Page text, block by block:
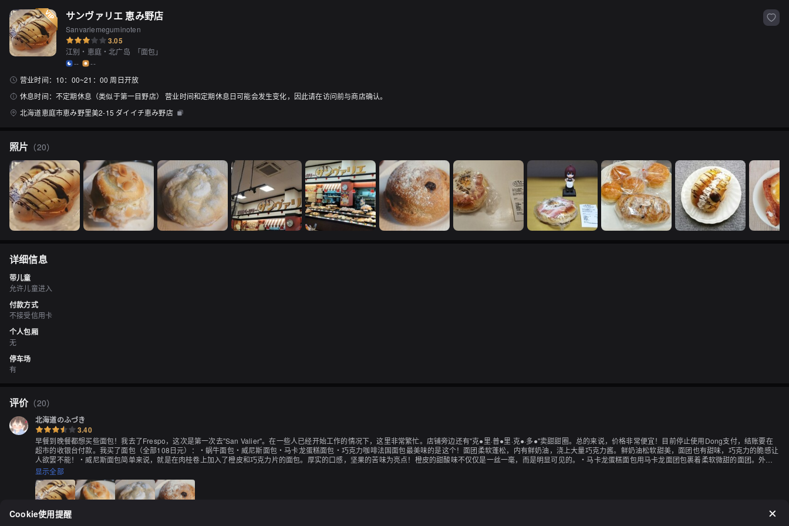
サンヴァリエ 恵み野店
Sanvariemeguminoten
3.05
江别・恵庭・北广岛 「面包」
--
--
营业时间： 10：00~21：00 周日开放
休息时间： 不定期休息（类似于第一目野店） 营业时间和定期休息日可能会发生变化，因此请在访问前与商店确认。
北海道恵庭市恵み野里美2-15 ダイイチ恵み野店
照片 （20）
详细信息
带儿童
允许儿童进入
付款方式
不接受信用卡
个人包厢
无
停车场
有
评价（20）
北海道のふづき
3.40
早餐到晚餐都想买些面包！我去了Frespo，这次是第一次去"San Valier"。在一些人已经开始工作的情况下，这里非常繁忙。店铺旁边还有"克●里·普●里·克●·多●"卖甜甜圈。总的来说，价格非常便宜！目前停止使用Dong支付，结账要在
超市的收银台付款。我买了面包（全部108日元）：・蜗牛面包・威尼斯面包・马卡龙蛋糕面包・巧克力咖啡法国面包最美味的是这个！面团柔软蓬松，内有鲜奶油，浇上大量巧克力酱。鲜奶油松软甜美，面团也有甜味，巧克力的脆感让
人欲罢不能！・威尼斯面包简单来说，就是在肉桂卷上加入了橙皮和巧克力片的面包。厚实的口感，坚果的苦味为亮点！橙皮的甜酸味不仅仅是一丝一毫，而是明显可见的。・马卡龙蛋糕面包用马卡龙面团包裹着柔软微甜的面团。外观
不用多说，就是蜜瓜面包。蜜瓜面包的外皮更容易崩裂！・巧克力咖啡法国面包巧克力风味的硬质面团中加入了巧克力片。烤熟后，获得了硬质面包所必需的脆脆口感，口感不错，但温度升高后，巧克力片和面团的味道变得淡了。巧克
力的苦味几乎消失了...巧克力片可能在冷却后更美味。如果追求口感，可以重新加热，如果追求味道，可能最好不要加热。价格便宜的面包店很珍贵，希望价格保持不变！因为价格实惠，所以我可能会再次光顾！谢谢美味！
显示全部
Cookie使用提醒